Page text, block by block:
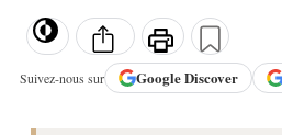
Suivez-nous sur GoogleDiscover